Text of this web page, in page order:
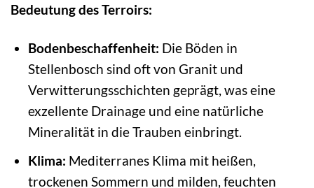
Bedeutung des Terroirs:
Bodenbeschaffenheit: Die Böden in
Stellenbosch sind oft von Granit und
Verwitterungsschichten geprägt, was eine
exzellente Drainage und eine natürliche
Mineralität in die Trauben einbringt.
Klima: Mediterranes Klima mit heißen,
trockenen Sommern und milden, feuchten